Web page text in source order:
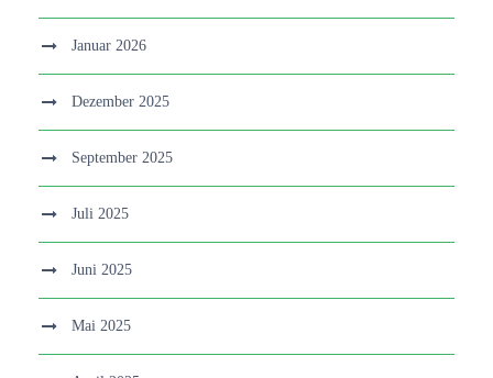
Januar 2026
Dezember 2025
September 2025
Juli 2025
Juni 2025
Mai 2025